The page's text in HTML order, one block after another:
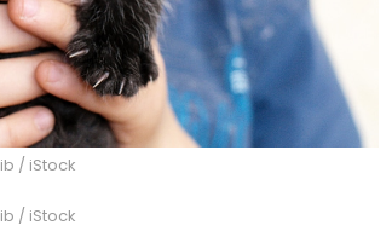
/ iStock
/ iStock